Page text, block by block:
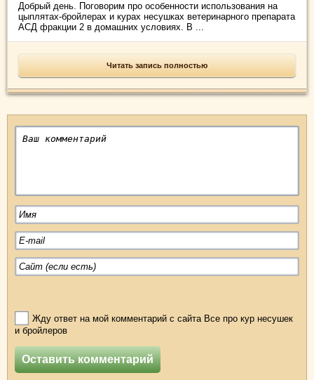
Добрый день. Поговорим про особенности использования на
цыплятах-бройлерах и курах несушках ветеринарного препарата
АСД фракции 2 в домашних условиях. В ...
Читать запись полностью
Жду ответ на мой комментарий с сайта Все про кур несушек
и бройлеров